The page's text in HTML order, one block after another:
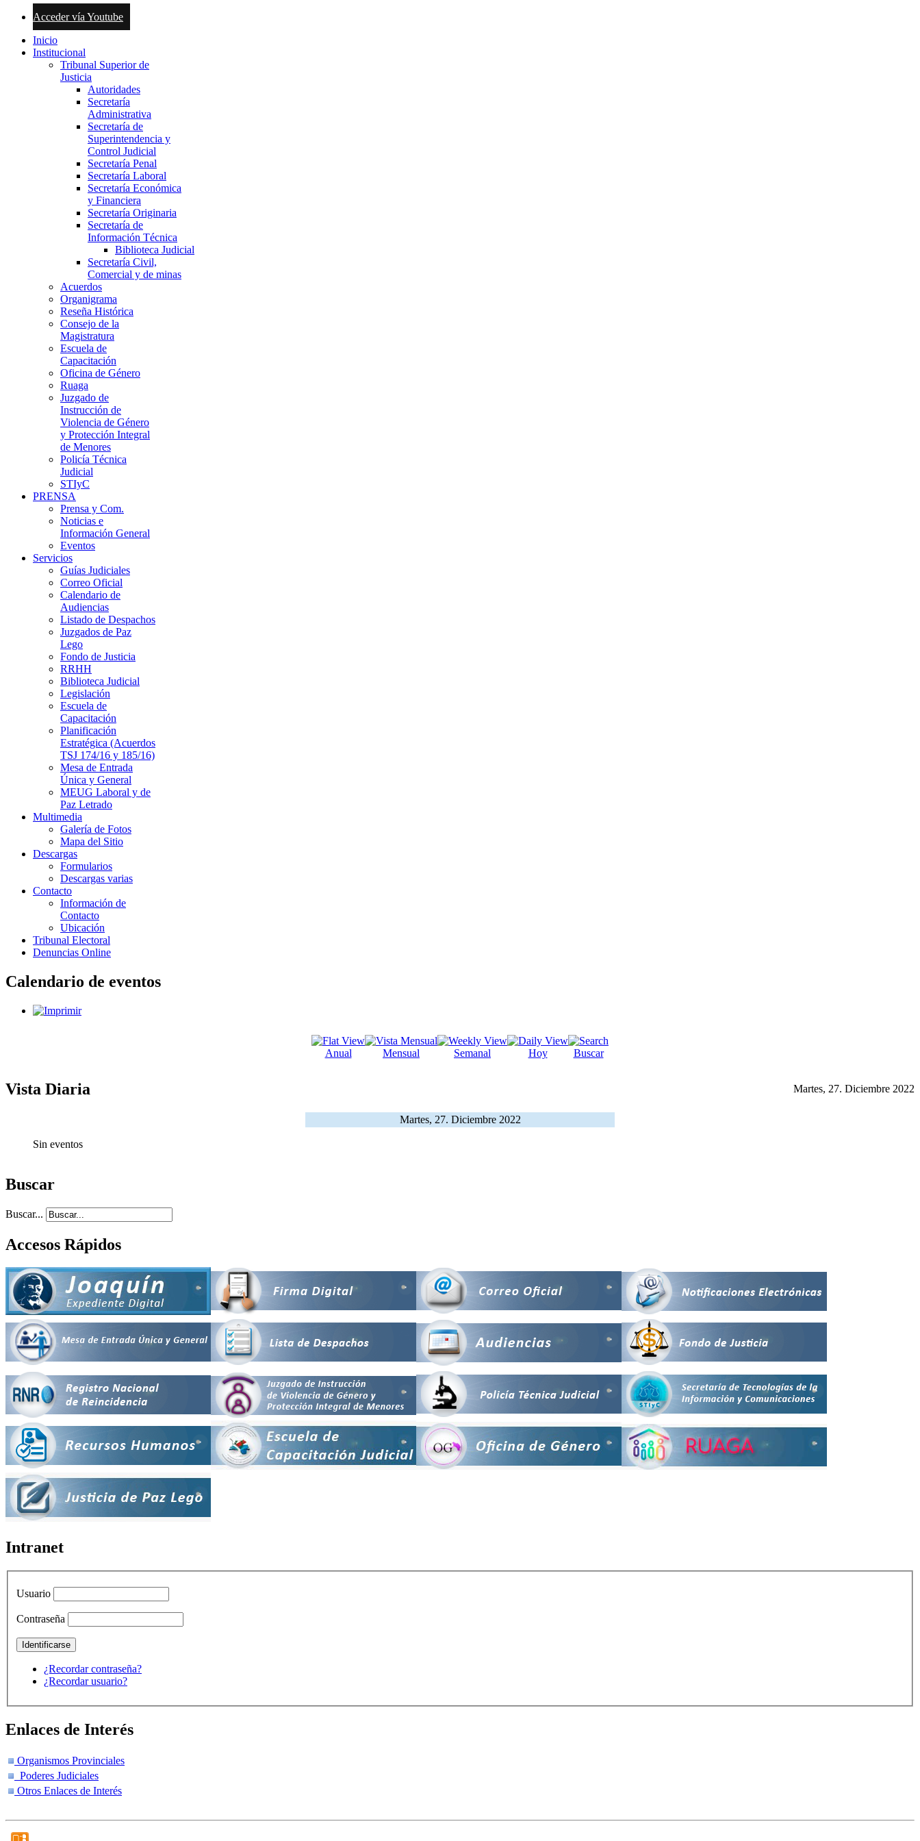
Acceder vía Youtube
Inicio
Institucional
Tribunal Superior de
Justicia
Autoridades
Secretaría
Administrativa
Secretaría de
Superintendencia y
Control Judicial
Secretaría Penal
Secretaría Laboral
Secretaría Económica
y Financiera
Secretaría Originaria
Secretaría de
Información Técnica
Biblioteca Judicial
Secretaría Civil,
Comercial y de minas
Acuerdos
Organigrama
Reseña Histórica
Consejo de la
Magistratura
Escuela de
Capacitación
Oficina de Género
Ruaga
Juzgado de
Instrucción de
Violencia de Género
y Protección Integral
de Menores
Policía Técnica
Judicial
STIyC
PRENSA
Prensa y Com.
Noticias e
Información General
Eventos
Servicios
Guías Judiciales
Correo Oficial
Calendario de
Audiencias
Listado de Despachos
Juzgados de Paz
Lego
Fondo de Justicia
RRHH
Biblioteca Judicial
Legislación
Escuela de
Capacitación
Planificación
Estratégica (Acuerdos
TSJ 174/16 y 185/16)
Mesa de Entrada
Única y General
MEUG Laboral y de
Paz Letrado
Multimedia
Galería de Fotos
Mapa del Sitio
Descargas
Formularios
Descargas varias
Contacto
Información de
Contacto
Ubicación
Tribunal Electoral
Denuncias Online
Calendario de eventos
Anual Mensual Semanal Hoy Buscar
Vista Diaria Martes, 27. Diciembre 2022
Martes, 27. Diciembre 2022
Sin eventos
Buscar
Buscar...
Accesos Rápidos
Intranet
Usuario
Contraseña
¿Recordar contraseña?
¿Recordar usuario?
Enlaces de Interés
Organismos Provinciales
Poderes Judiciales
Otros Enlaces de Interés